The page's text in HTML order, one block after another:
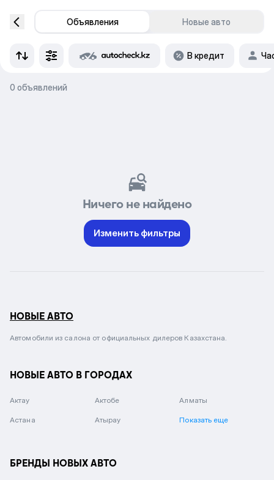
Объявления Новые авто
В кредит
0 объявлений
Ничего не найдено
Изменить фильтры
НОВЫЕ АВТО
Автомобили из салона от официальных дилеров Казахстана.
НОВЫЕ АВТО В ГОРОДАХ
Актау Актобе Алматы
Астана Атырау Показать еще
БРЕНДЫ НОВЫХ АВТО